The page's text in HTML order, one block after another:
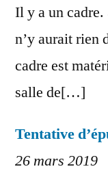
Il y a un cadre.
n’y aurait rien
cadre est
salle de[…]
Tentative
26 mars 2019